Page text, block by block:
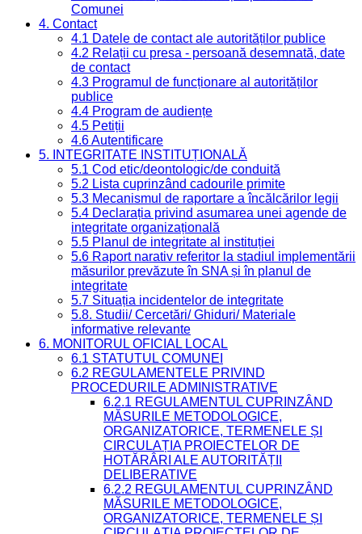
Comunei
4. Contact
4.1 Datele de contact ale autorităților publice
4.2 Relații cu presa - persoană desemnată, date
de contact
4.3 Programul de funcționare al autorităților
publice
4.4 Program de audiențe
4.5 Petiții
4.6 Autentificare
5. INTEGRITATE INSTITUȚIONALĂ
5.1 Cod etic/deontologic/de conduită
5.2 Lista cuprinzând cadourile primite
5.3 Mecanismul de raportare a încălcărilor legii
5.4 Declarația privind asumarea unei agende de
integritate organizațională
5.5 Planul de integritate al instituției
5.6 Raport narativ referitor la stadiul implementării
măsurilor prevăzute în SNA și în planul de
integritate
5.7 Situația incidentelor de integritate
5.8. Studii/ Cercetări/ Ghiduri/ Materiale
informative relevante
6. MONITORUL OFICIAL LOCAL
6.1 STATUTUL COMUNEI
6.2 REGULAMENTELE PRIVIND
PROCEDURILE ADMINISTRATIVE
6.2.1 REGULAMENTUL CUPRINZÂND
MĂSURILE METODOLOGICE,
ORGANIZATORICE, TERMENELE ȘI
CIRCULAȚIA PROIECTELOR DE
HOTĂRÂRI ALE AUTORITĂȚII
DELIBERATIVE
6.2.2 REGULAMENTUL CUPRINZÂND
MĂSURILE METODOLOGICE,
ORGANIZATORICE, TERMENELE ȘI